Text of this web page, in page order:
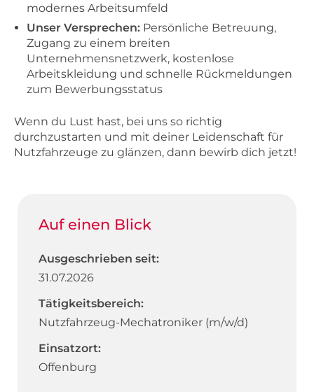
modernes Arbeitsumfeld
Unser Versprechen: Persönliche Betreuung,
Zugang zu einem breiten
Unternehmensnetzwerk, kostenlose
Arbeitskleidung und schnelle Rückmeldungen
zum Bewerbungsstatus
Wenn du Lust hast, bei uns so richtig
durchzustarten und mit deiner Leidenschaft für
Nutzfahrzeuge zu glänzen, dann bewirb dich jetzt!
Auf einen Blick
Ausgeschrieben seit:
31.07.2026
Tätigkeitsbereich:
Nutzfahrzeug-Mechatroniker (m/w/d)
Einsatzort:
Offenburg